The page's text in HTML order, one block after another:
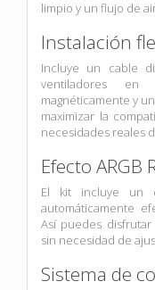
limpio y un flujo de
Instalación
Incluye un cable
ventiladores en
magnéticamente y
maximizar la
necesidades reales
Efecto
El kit incluye un
automáticamente
Así puedes
sin necesidad de
Sistema de